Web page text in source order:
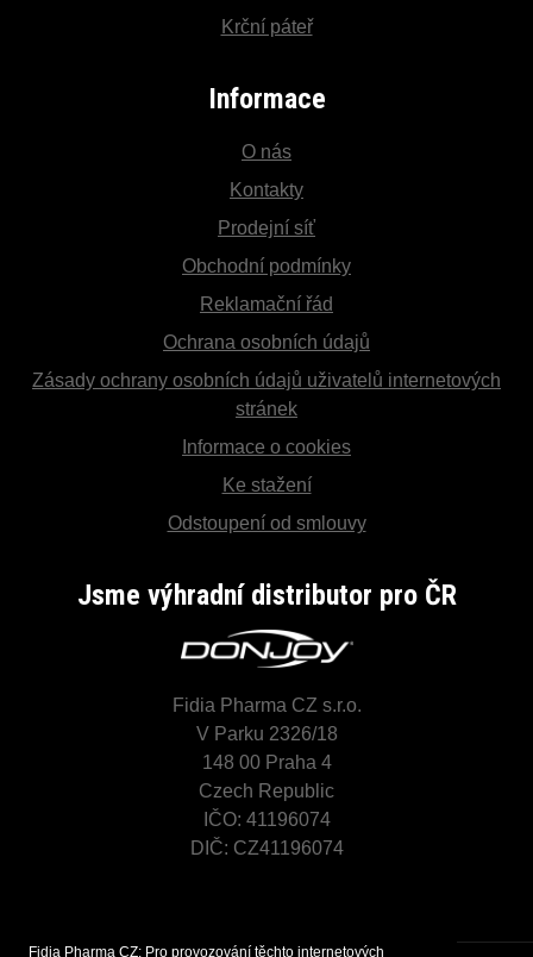
Fidia Pharma CZ: Pro provozování těchto internetových
Krční páteř
Informace
O nás
Kontakty
Prodejní síť
Obchodní podmínky
Reklamační řád
Ochrana osobních údajů
Zásady ochrany osobních údajů uživatelů internetových
stránek
Informace o cookies
Ke stažení
Odstoupení od smlouvy
Jsme výhradní distributor pro ČR
Fidia Pharma CZ s.r.o.
V Parku 2326/18
148 00 Praha 4
Czech Republic
IČO: 41196074
DIČ: CZ41196074